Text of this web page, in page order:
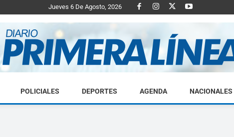
Jueves 6 De Agosto, 2026
Diario
POLICIALES DEPORTES AGENDA NACIONALES